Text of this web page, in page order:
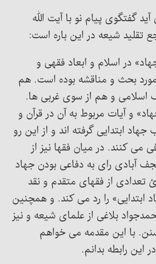
گفتگوی پیام نو با آیت الله
تقلید شیعه در این باره است:
در اسلام و ابعاد فقهی و
بحث و مناقشه بوده است. هم
اسلامی و هم از سوی غربی ها.
و آیات مربوط به آن در قرآن و
ابتدایی گرفته اند و از این رو
می کنند. در میان فقها نیز از
آبادی رای به دفاعی بودن جهاد
تعدادی از فقهای متقدم و نقد
ابتدایی» را رد می کند. و همچنین
بلاغی از علمای شیعه و نیز
با این مقدمه می خواهم
این رابطه بدانم.